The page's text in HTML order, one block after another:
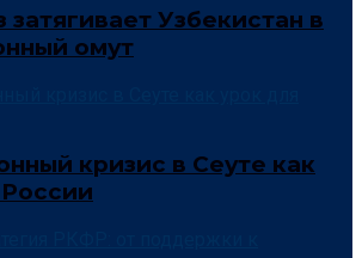
затягивает Узбекистан в
омут
кризис в Сеуте как